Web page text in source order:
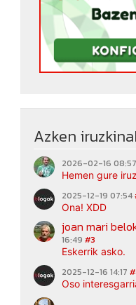
Azken
2026-02-16 08:57
Hemen gure
2025-12-19 07:54
Ona! XDD
joan mari
16:49 #3
Eskerrik asko.
2025-12-16 14:17
Oso